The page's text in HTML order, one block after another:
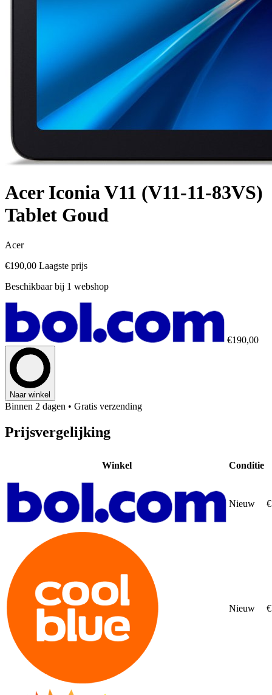
Acer Iconia V11 (V11-11-83VS)
Tablet Goud
Acer
€190,00 Laagste prijs
Beschikbaar bij 1 webshop
€190,00
Naar winkel
Binnen 2 dagen • Gratis verzending
Prijsvergelijking
Winkel Conditie
Nieuw
Nieuw